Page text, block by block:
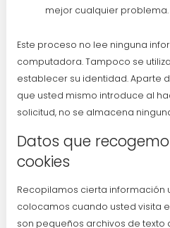
mejor cualquier problema.
Este proceso no lee ninguna
computadora. Tampoco se
establecer su identidad. Aparte
que usted mismo introduce al
solicitud, no se almacena
Datos que
cookies
Recopilamos cierta información
colocamos cuando usted visita
son pequeños archivos de texto